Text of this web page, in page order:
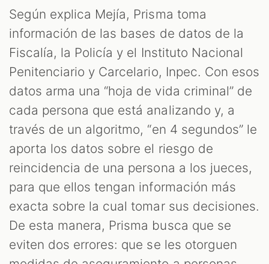
Según explica Mejía, Prisma toma
información de las bases de datos de la
Fiscalía, la Policía y el Instituto Nacional
Penitenciario y Carcelario, Inpec. Con esos
datos arma una “hoja de vida criminal” de
cada persona que está analizando y, a
través de un algoritmo, “en 4 segundos” le
aporta los datos sobre el riesgo de
reincidencia de una persona a los jueces,
para que ellos tengan información más
exacta sobre la cual tomar sus decisiones.
De esta manera, Prisma busca que se
eviten dos errores: que se les otorguen